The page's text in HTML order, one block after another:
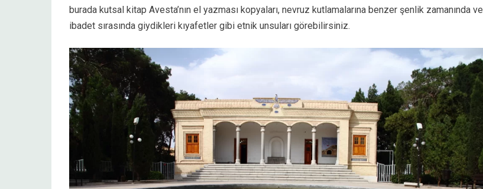
burada kutsal kitap Avesta’nın el yazması kopyaları, nevruz kutlamalarına benzer şenlik zamanında ve
ibadet sırasında giydikleri kıyafetler gibi etnik unsuları görebilirsiniz.